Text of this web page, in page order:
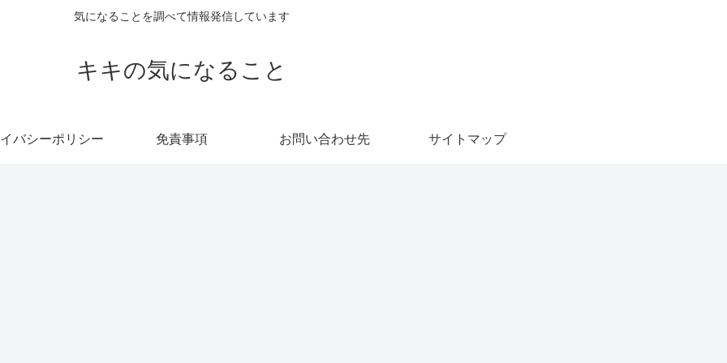
気になることを調べて情報発信しています
キキの気になること
バシーポリシー 免責事項 お問い合わせ先 サイトマップ